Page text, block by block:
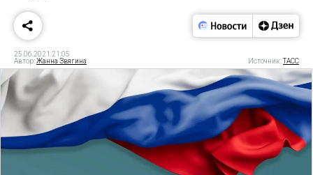
25.06.2021 21:05
Автор:Жанна Звягина Источник:ТАСС